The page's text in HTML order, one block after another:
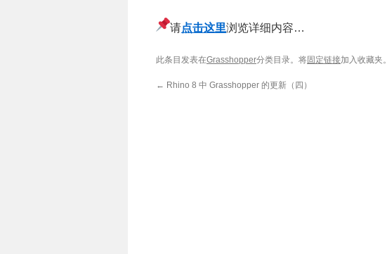
请点击这里浏览详细内容…
此条目发表在Grasshopper分类目录。将固定链接加入收藏夹。
← Rhino 8 中 Grasshopper 的更新（四）